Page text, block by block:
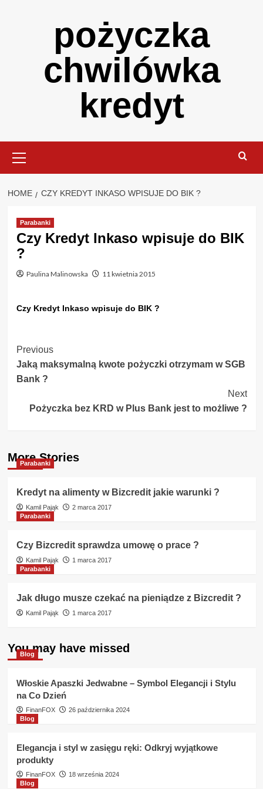
pożyczka
chwilówka
kredyt
Menu
HOME CZY KREDYT INKASO WPISUJE DO BIK ?
Parabanki
Czy Kredyt Inkaso wpisuje do BIK
?
Paulina Malinowska 11 kwietnia 2015
Czy Kredyt Inkaso wpisuje do BIK ?
Post
Navigation
Previous
Jaką maksymalną kwote pożyczki otrzymam w SGB
Bank ?
Next
Pożyczka bez KRD w Plus Bank jest to możliwe ?
More Stories
Parabanki
Kredyt na alimenty w Bizcredit jakie warunki ?
Kamil Pająk
2 marca 2017
Parabanki
Czy Bizcredit sprawdza umowę o prace ?
Kamil Pająk
1 marca 2017
Parabanki
Jak długo musze czekać na pieniądze z Bizcredit ?
Kamil Pająk 1 marca 2017
You may have missed
Blog
Włoskie Apaszki Jedwabne – Symbol Elegancji i Stylu
na Co Dzień
FinanFOX
26 października 2024
Blog
Elegancja i styl w zasięgu ręki: Odkryj wyjątkowe
produkty
FinanFOX
18 września 2024
Blog